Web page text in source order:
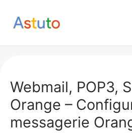
Webmail, POP3,
Orange –
messagerie